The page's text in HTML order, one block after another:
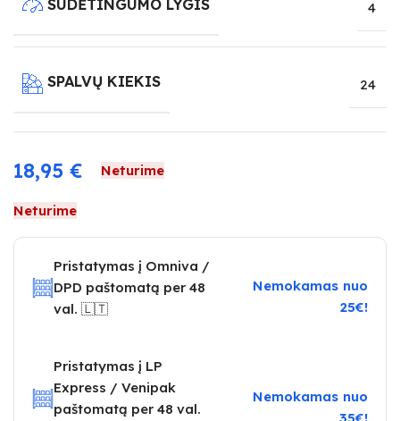
SUDĖTINGUMO LYGIS 4
SPALVŲ KIEKIS 24
18,95 € Neturime
Neturime
Pristatymas į Omniva /
DPD paštomatą per 48
val. 🇱🇹
Nemokamas nuo
25€!
Pristatymas į LP
Express / Venipak
paštomatą per 48 val.
Nemokamas nuo